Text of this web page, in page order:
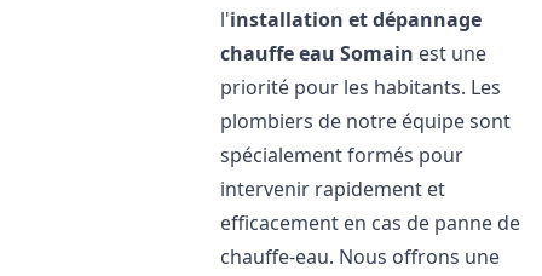
l'installation et dépannage
chauffe eau Somain est une
priorité pour les habitants. Les
plombiers de notre équipe sont
spécialement formés pour
intervenir rapidement et
efficacement en cas de panne de
chauffe-eau. Nous offrons une